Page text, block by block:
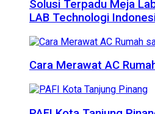
Solusi Terpadu Meja
LAB Technologi
Cara Merawat AC